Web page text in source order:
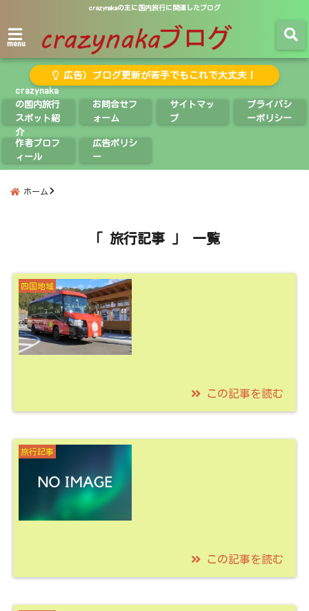
crazynakaの主に国内旅行に関連したブログ
menu
広告）ブログ更新が苦手でもこれで大丈夫！
crazynaka
の国内旅行
スポット紹
介
お問合せフ
ォーム
サイトマッ
プ
プライバシ
ーポリシー
作者プロフ
ィール
広告ポリシ
ー
ホーム
「 旅行記事 」 一覧
四国地域
阿佐海岸鉄道でDMVに
乗車するツアーはいか
が？！鉄印もゲットだ
ぜ！
この記事を読む
旅行記事
奈良井宿は旅人で賑わ
この記事を読む